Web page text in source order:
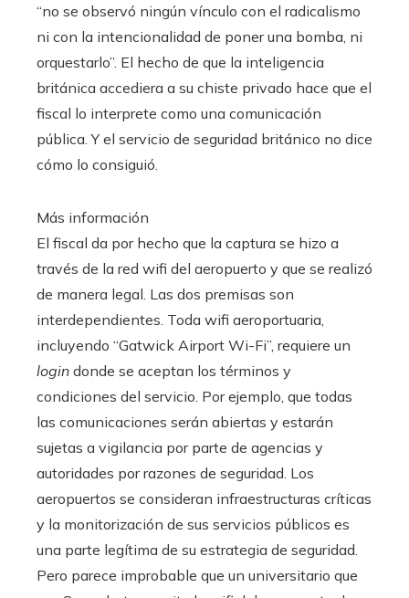
“no se observó ningún vínculo con el radicalismo
ni con la intencionalidad de poner una bomba, ni
orquestarlo”. El hecho de que la inteligencia
británica accediera a su chiste privado hace que el
fiscal lo interprete como una comunicación
pública. Y el servicio de seguridad británico no dice
cómo lo consiguió.
Más información
El fiscal da por hecho que la captura se hizo a
través de la red wifi del aeropuerto y que se realizó
de manera legal. Las dos premisas son
interdependientes. Toda wifi aeroportuaria,
incluyendo “Gatwick Airport Wi-Fi”, requiere un
login donde se aceptan los términos y
condiciones del servicio. Por ejemplo, que todas
las comunicaciones serán abiertas y estarán
sujetas a vigilancia por parte de agencias y
autoridades por razones de seguridad. Los
aeropuertos se consideran infraestructuras críticas
y la monitorización de sus servicios públicos es
una parte legítima de su estrategia de seguridad.
Pero parece improbable que un universitario que